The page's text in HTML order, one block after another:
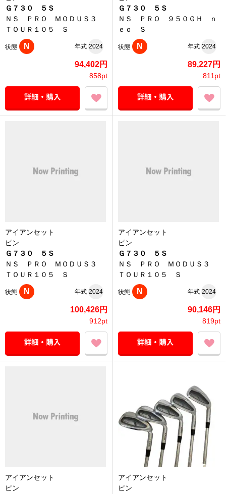
Ｇ７３０ ５Ｓ
ＮＳ ＰＲＯ ＭＯＤＵＳ３
ＴＯＵＲ１０５ Ｓ
状態 N 年式 2024
94,402円
858pt
Ｇ７３０ ５Ｓ
ＮＳ ＰＲＯ ９５０ＧＨ ｎ
ｅｏ Ｓ
状態 N 年式 2024
89,227円
811pt
アイアンセット
ピン
Ｇ７３０ ５Ｓ
ＮＳ ＰＲＯ ＭＯＤＵＳ３
ＴＯＵＲ１０５ Ｓ
状態 N 年式 2024
100,426円
912pt
アイアンセット
ピン
Ｇ７３０ ５Ｓ
ＮＳ ＰＲＯ ＭＯＤＵＳ３
ＴＯＵＲ１０５ Ｓ
状態 N 年式 2024
90,146円
819pt
アイアンセット
ピン
アイアンセット
ピン